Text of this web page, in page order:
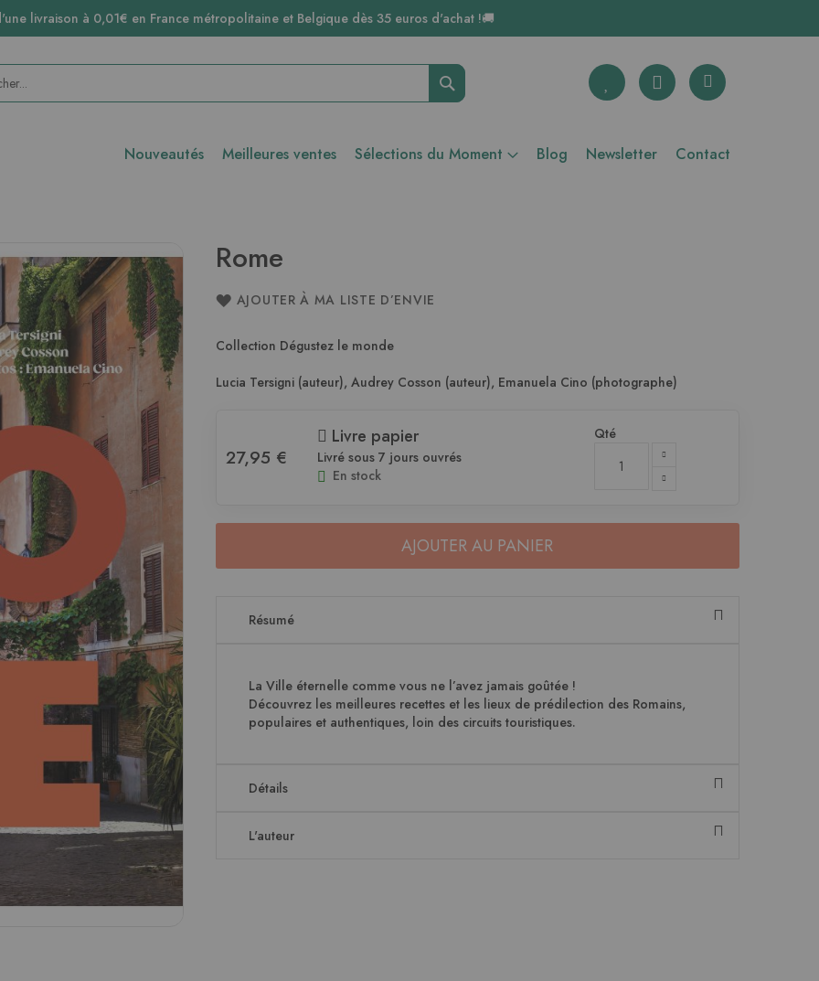
livraison à 0,01€ en France métropolitaine et Belgique dès 35 euros d'achat !🚚
Rechercher
Nouveautés Meilleures ventes Sélections du Moment Blog Newsletter Contact
Rome
AJOUTER À MA LISTE D’ENVIE
Collection Dégustez le monde
Lucia Tersigni (auteur), Audrey Cosson (auteur), Emanuela Cino (photographe)
27,95 €
Livre papier
Livré sous 7 jours ouvrés
En stock
Qté
AJOUTER AU PANIER
Résumé
La Ville éternelle comme vous ne l’avez jamais goûtée !
Découvrez les meilleures recettes et les lieux de prédilection des Romains,
populaires et authentiques, loin des circuits touristiques.
Détails
L'auteur